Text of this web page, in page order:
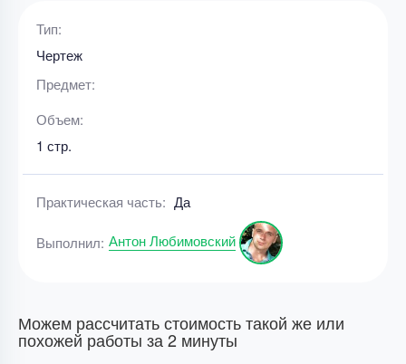
Тип:
Чертеж
Предмет:
Объем:
1 стр.
Практическая часть: Да
Выполнил: Антон Любимовский
Можем рассчитать стоимость такой же или
похожей работы за 2 минуты